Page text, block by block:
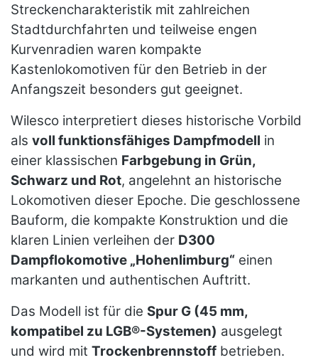
Streckencharakteristik mit zahlreichen
Stadtdurchfahrten und teilweise engen
Kurvenradien waren kompakte
Kastenlokomotiven für den Betrieb in der
Anfangszeit besonders gut geeignet.
Wilesco interpretiert dieses historische Vorbild
als voll funktionsfähiges Dampfmodell in
einer klassischen Farbgebung in Grün,
Schwarz und Rot, angelehnt an historische
Lokomotiven dieser Epoche. Die geschlossene
Bauform, die kompakte Konstruktion und die
klaren Linien verleihen der D300
Dampflokomotive „Hohenlimburg“ einen
markanten und authentischen Auftritt.
Das Modell ist für die Spur G (45 mm,
kompatibel zu LGB®-Systemen) ausgelegt
und wird mit Trockenbrennstoff betrieben.